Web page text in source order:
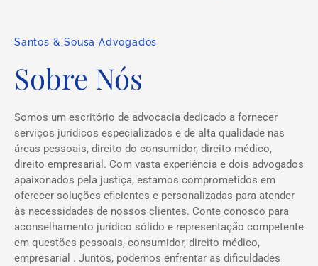
Santos & Sousa Advogados
Sobre Nós
Somos um escritório de advocacia dedicado a fornecer
serviços jurídicos especializados e de alta qualidade nas
áreas pessoais, direito do consumidor, direito médico,
direito empresarial. Com vasta experiência e dois advogados
apaixonados pela justiça, estamos comprometidos em
oferecer soluções eficientes e personalizadas para atender
às necessidades de nossos clientes. Conte conosco para
aconselhamento jurídico sólido e representação competente
em questões pessoais, consumidor, direito médico,
empresarial . Juntos, podemos enfrentar as dificuldades